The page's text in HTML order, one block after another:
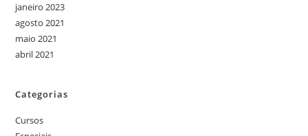
janeiro 2023
agosto 2021
maio 2021
abril 2021
Categorias
Cursos